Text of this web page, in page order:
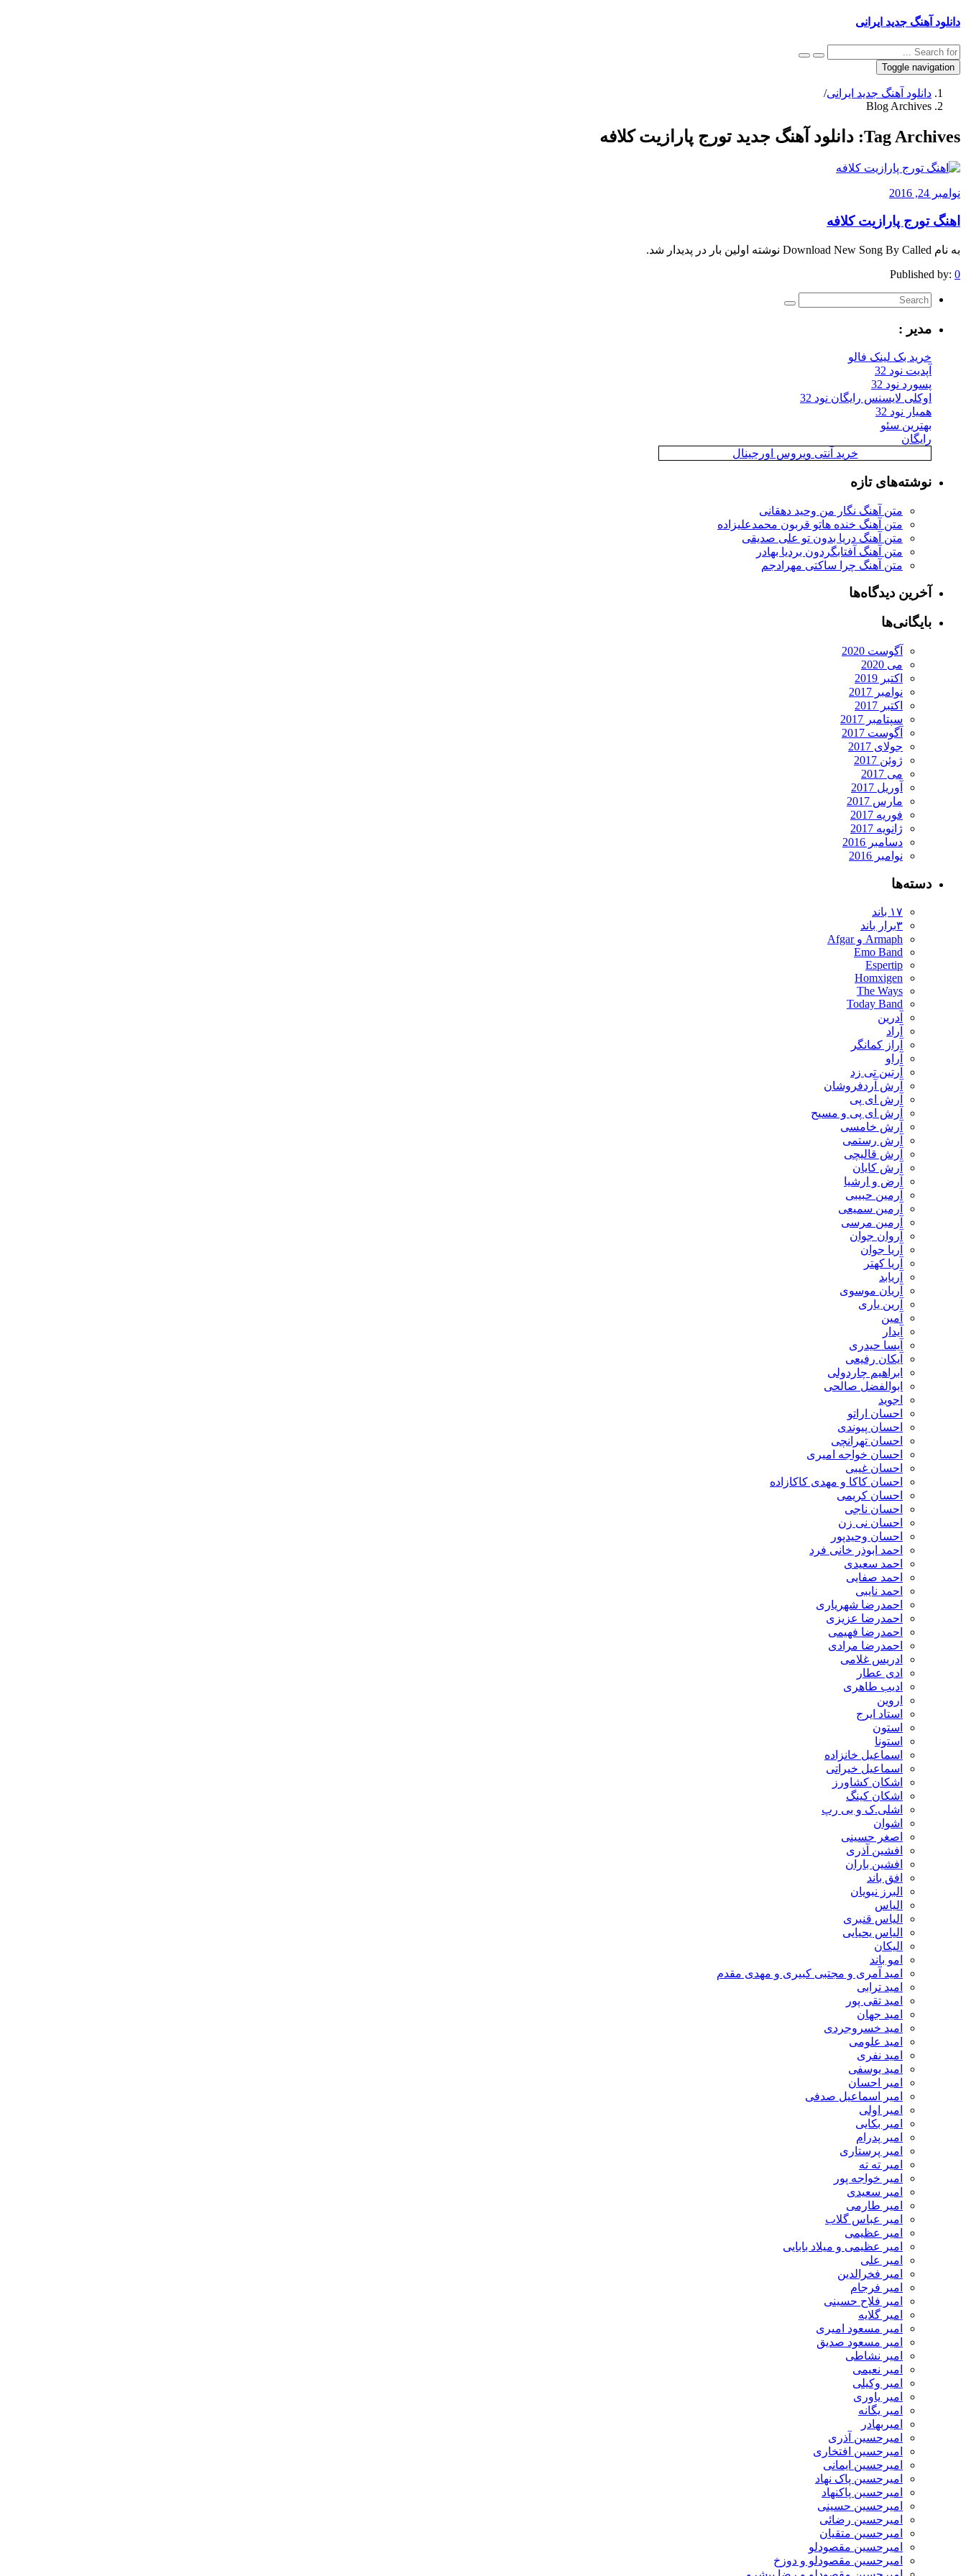
دانلود آهنگ جدید ایرانی
Toggle navigation
دانلود آهنگ جدید ایرانی/
Blog Archives
Tag Archives: دانلود آهنگ جدید تورج پارازیت کلافه
نوامبر 24, 2016
اهنگ تورج پارازیت کلافه
به نام Download New Song By Called نوشته اولین بار در پدیدار شد.
Published by: 0
مدیر :
خرید بک لینک فالو
آپدیت نود 32
پسورد نود 32
اوکلی لایسنس رایگان نود 32
همیار نود 32
بهترین سئو
رایگان
خرید آنتی ویروس اورجینال
نوشته‌های تازه
متن آهنگ نگار من وحید دهقانی
متن آهنگ خنده هاتو قربون محمدعلیزاده
متن آهنگ دریا بدون تو علی صدیقی
متن آهنگ آفتابگردون بردیا بهادر
متن آهنگ چرا ساکتی مهرادجم
آخرین دیدگاه‌ها
بایگانی‌ها
آگوست 2020
می 2020
اکتبر 2019
نوامبر 2017
اکتبر 2017
سپتامبر 2017
آگوست 2017
جولای 2017
ژوئن 2017
می 2017
آوریل 2017
مارس 2017
فوریه 2017
ژانویه 2017
دسامبر 2016
نوامبر 2016
دسته‌ها
۱۷ باند
۳برار باند
Armaph و Afgar
Emo Band
Espertip
Homxigen
The Ways
Today Band
آدرین
آراد
آراز کمانگر
آراو
آرتین تی زد
آرش آردفروشان
آرش ای پی
آرش ای پی و مسیح
آرش خامسی
آرش رستمی
آرش قالیچی
آرش کایان
​آرض و ارشیا
آرمین حبیبی
آرمین سمیعی
آرمین مرسی
آروان جوان
آریا جوان
آریا کهتر
آریابد
آریان موسوی
آرین یاری
آمین
آیدار
آیسا حیدری
آیکان رفیعی
ابراهیم چاردولی
ابوالفضل صالحی
اجوید
احسان اراتو
احسان پیوندی
احسان تهرانچی
احسان خواجه امیری
احسان غیبی
احسان کاکا و مهدی کاکازاده
احسان کریمی
احسان ناجی
احسان نی زن
احسان وحیدپور
احمد ابوذر خانی فرد
احمد سعیدی
احمد صفایی
احمد نایبی
احمدرضا شهریاری
احمدرضا عزیزی
احمدرضا فهیمی
احمدرضا مرادی
ادریس غلامی
ادی عطار
ادیب طاهری
اروین
استاد ایرج
استون
استونا
اسماعیل خانزاده
اسماعیل خیراتی
اشکان کشاورز
اشکان کینگ
اشلی.ک و بی رپ
اشوان
اصغر حسینی
افشین آذری
افشین باران
افق باند
البرز نبویان
الیاس
الیاس قنبرى
الیاس یحیایی
الیکان
امو باند
امید آمری و مجتبی کبیری و مهدى مقدم
امید ترابی
امید تقی پور
امید جهان
امید خسروجردی
امید علومی
امید نفری
امید یوسفی
امیر احسان
امیر اسماعیل صدفی
امیر اولی
امیر بکایی
امیر پدرام
امیر پرستاری
امیر ته ته
امیر خواجه پور
امیر سعیدی
امیر طارمی
امیر عباس گلاب
امیر عظیمی
امیر عظیمی و میلاد بابایی
امیر علی
امیر فخرالدین
امیر فرجام
امیر فلاح حسینی
امیر گلایه
امیر مسعود امیری
امیر مسعود صدیق
امیر نشاطی
امیر نعیمی
امیر وکیلی
امیر یاوری
امیر یگانه
امیربهادر
امیرحسین آذری
امیرحسین افتخاری
امیرحسین ایمانی
امیرحسین پاک نهاد
امیرحسین پاکنهاد
امیرحسین حسینی
امیرحسین رضائی
امیرحسین متقیان
امیرحسین مقصودلو
امیرحسین مقصودلو و دوزخ